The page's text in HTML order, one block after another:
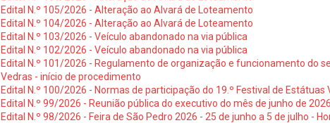
Edital N.º 105/2026 - Alteração ao Alvará de Loteamento
Edital N.º 104/2026 - Alteração ao Alvará de Loteamento
Edital N.º 103/2026 - Veículo abandonado na via pública
Edital N.º 102/2026 - Veículo abandonado na via pública
Edital N.º 101/2026 - Regulamento de organização e funcionamento do
Vedras - início de procedimento
Edital N.º 100/2026 - Normas de participação do 19.º Festival de Estátuas
Edital N.º 99/2026 - Reunião pública do executivo do mês de junho de 2026
Edital N.º 98/2026 - Feira de São Pedro 2026 - 25 de junho a 5 de julho -